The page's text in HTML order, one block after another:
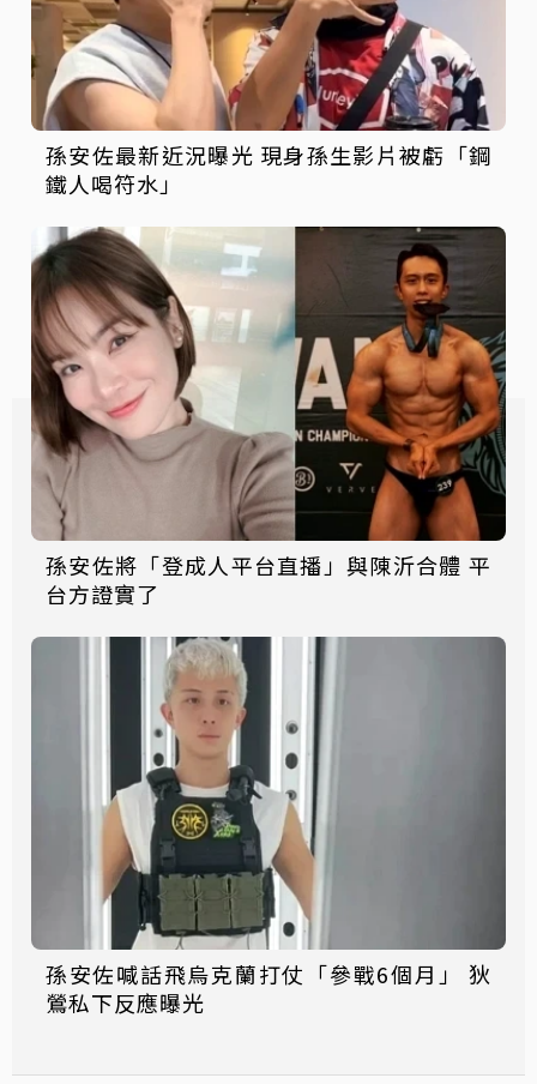
孫安佐最新近況曝光 現身孫生影片被虧「鋼
鐵人喝符水」
孫安佐將「登成人平台直播」與陳沂合體 平
台方證實了
孫安佐喊話飛烏克蘭打仗「參戰6個月」 狄
鶯私下反應曝光